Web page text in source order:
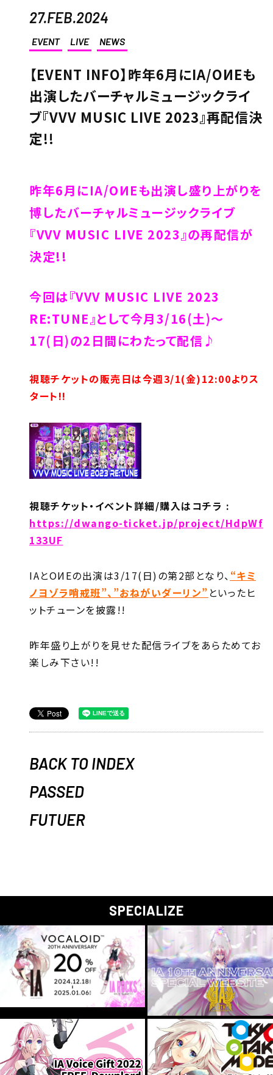
27.FEB.2024
EVENT LIVE NEWS
【EVENT INFO】昨年6月にIA/OИEも
出演したバーチャルミュージックライ
ブ『VVV MUSIC LIVE 2023』再配信決
定!!
昨年6月にIA/OИEも出演し盛り上がりを
博したバーチャルミュージックライブ
『VVV MUSIC LIVE 2023』の再配信が
決定!!
今回は『VVV MUSIC LIVE 2023
RE:TUNE』として今月3/16(土)～
17(日)の2日間にわたって配信♪
視聴チケットの販売日は今週3/1(金)12:00よりス
タート!!
視聴チケット・イベント詳細/購入はコチラ :
https://dwango-ticket.jp/project/HdpWf
133UF
IAとOИEの出演は3/17(日)の第2部となり、 “キミ
ノヨゾラ哨戒班”、”おねがいダーリン” といったヒ
ットチューンを披露!!
昨年盛り上がりを見せた配信ライブをあらためてお
楽しみ下さい!!
BACK TO INDEX
PASSED
FUTUER
SPECIALIZE